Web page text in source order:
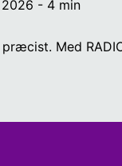
- 4 min
Med